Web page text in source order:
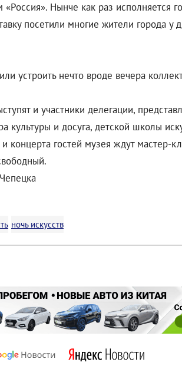
Нынче как раз исполняется
посетили многие жители города
устроить нечто вроде вечера
и участники делегации,
культуры и досуга, детской школы
концерта гостей музея ждут мастер-
ночь искусств